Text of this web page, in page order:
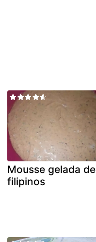
Mousse gelada de
filipinos